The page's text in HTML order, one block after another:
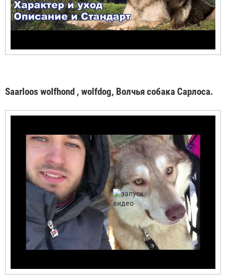
Saarloos wolfhond , wolfdog, Волчья собака Сарлоса.